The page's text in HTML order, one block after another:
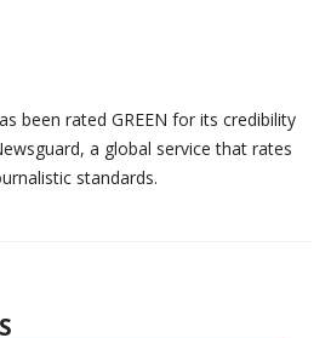
been rated GREEN for its credibility
a global service that rates
standards.